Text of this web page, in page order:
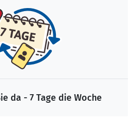
da - 7 Tage die Woche